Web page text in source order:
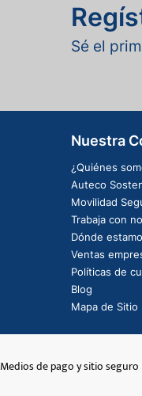
Sé el
Nuestra
¿Quiénes
Auteco
Movilidad
Trabaja con
Dónde
Ventas
Políticas de
Blog
Mapa de Sitio
Medios de pago y sitio seguro